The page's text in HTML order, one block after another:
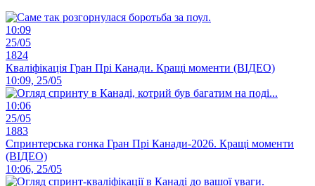
10:09
25/05
1824
Кваліфікація Гран Прі Канади. Кращі моменти (ВІДЕО)
10:09, 25/05
10:06
25/05
1883
Спринтерська гонка Гран Прі Канади-2026. Кращі моменти
(ВІДЕО)
10:06, 25/05